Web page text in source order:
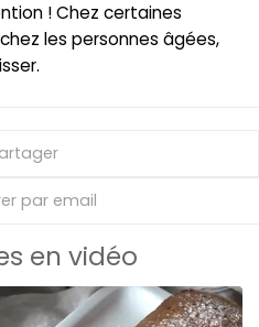
! Chez certaines
les personnes âgées,
par email
en vidéo